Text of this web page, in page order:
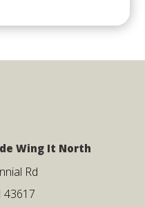
Wing It North
Rd
43617